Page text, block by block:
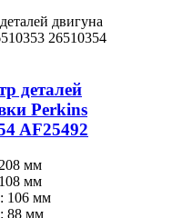
деталей
Perkins
AF25492
мм
мм
106 мм
88 мм